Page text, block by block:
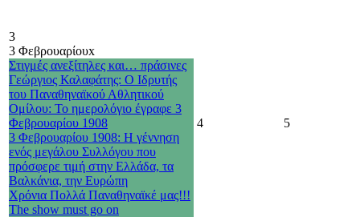
3
3 Φεβρουαρίουx
Στιγμές ανεξίτηλες και… πράσινες
Γεώργιος Καλαφάτης: Ο Ιδρυτής
του Παναθηναϊκού Αθλητικού
Ομίλου: Το ημερολόγιο έγραφε 3
Φεβρουαρίου 1908
3 Φεβρουαρίου 1908: Η γέννηση
ενός μεγάλου Συλλόγου που
πρόσφερε τιμή στην Ελλάδα, τα
Βαλκάνια, την Ευρώπη
Χρόνια Πολλά Παναθηναϊκέ μας!!!
The show must go on
4 5